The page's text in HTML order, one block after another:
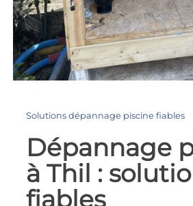
Solutions dépannage piscine fiables
Dépannage
à Thil :
fiables